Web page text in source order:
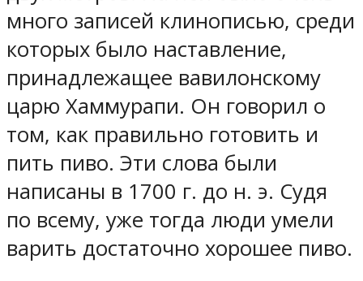
много записей клинописью, среди
которых было наставление,
принадлежащее вавилонскому
царю Хаммурапи. Он говорил о
том, как правильно готовить и
пить пиво. Эти слова были
написаны в 1700 г. до н. э. Судя
по всему, уже тогда люди умели
варить достаточно хорошее пиво.